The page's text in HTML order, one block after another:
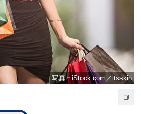
写真＝iStock.com／itsskin